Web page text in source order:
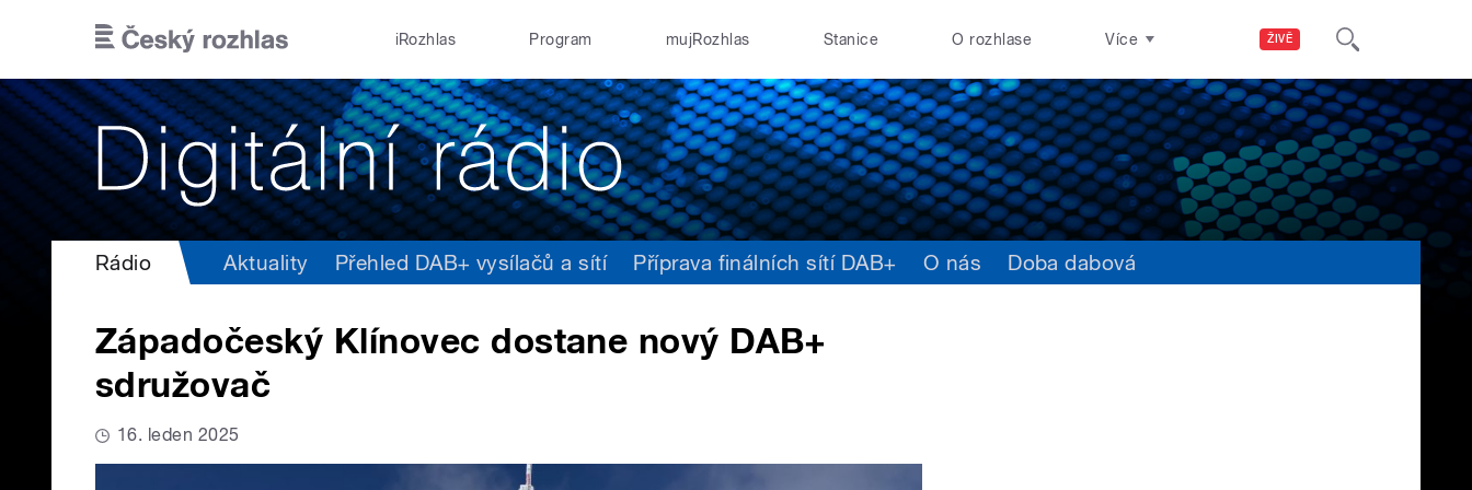
ŽIVĚ
iRozhlas Program mujRozhlas Stanice O rozhlase Více
Rádio Aktuality Přehled DAB+ vysílačů a sítí Příprava finálních sítí DAB+ O nás Doba dabová
Západočeský Klínovec dostane nový DAB+
sdružovač
16. leden 2025